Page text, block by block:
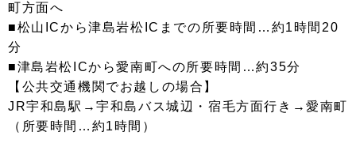
町方面へ
■松山ICから津島岩松ICまでの所要時間…約1時間20
分
■津島岩松ICから愛南町への所要時間…約35分
【公共交通機関でお越しの場合】
JR宇和島駅→宇和島バス城辺・宿毛方面行き→愛南町
（所要時間…約1時間）